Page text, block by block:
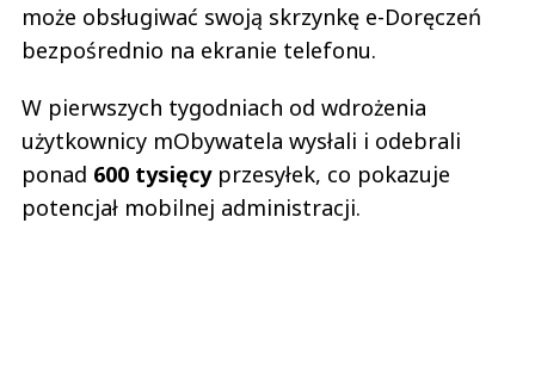
może obsługiwać swoją skrzynkę e-Doręczeń
bezpośrednio na ekranie telefonu.
W pierwszych tygodniach od wdrożenia
użytkownicy mObywatela wysłali i odebrali
ponad 600 tysięcyprzesyłek, co pokazuje
potencjał mobilnej administracji.